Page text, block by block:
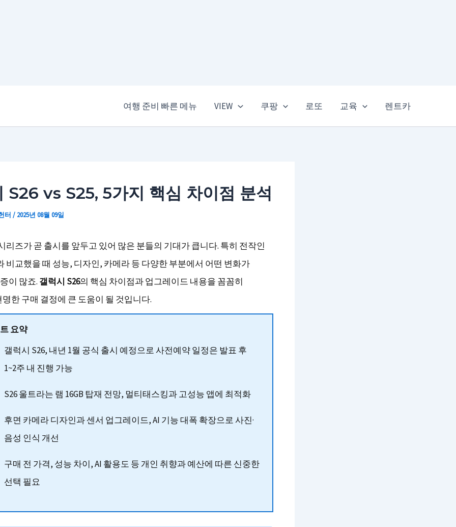
여행 준비 빠른 메뉴 VIEW 쿠팡 로또 교육 렌트카
S26 vs S25, 5가지 핵심 차이점 분석
터 / 2025년 08월 09일
리즈가 곧 출시를 앞두고 있어 많은 분들의 기대가 큽니다. 특히 전작인
비교했을 때 성능, 디자인, 카메라 등 다양한 부분에서 어떤 변화가
이 많죠. 갤럭시 S26의 핵심 차이점과 업그레이드 내용을 꼼꼼히
한 구매 결정에 큰 도움이 될 것입니다.
요약
갤럭시 S26, 내년 1월 공식 출시 예정으로 사전예약 일정은 발표 후
1~2주 내 진행 가능
S26 울트라는 램 16GB 탑재 전망, 멀티태스킹과 고성능 앱에 최적화
후면 카메라 디자인과 센서 업그레이드, AI 기능 대폭 확장으로 사진·
음성 인식 개선
구매 전 가격, 성능 차이, AI 활용도 등 개인 취향과 예산에 따른 신중한
선택 필요